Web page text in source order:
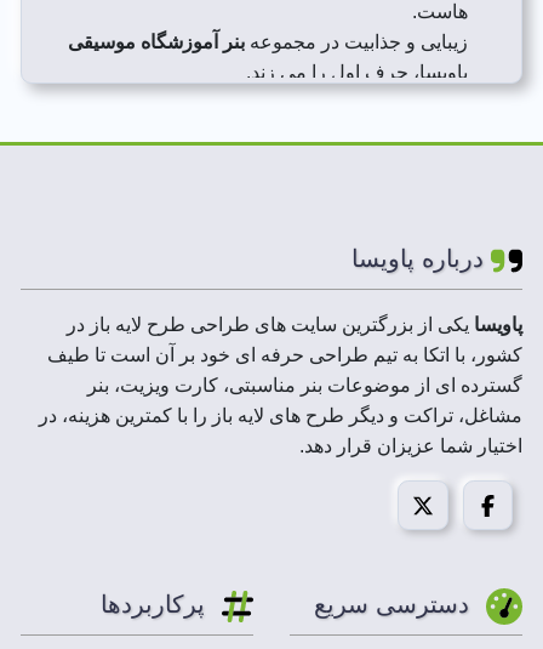
هاست.
زیبایی و جذابیت در مجموعهبنر آموزشگاه موسیقی
پاویسا، حرف اول را می زند.
درباره پاویسا
پاویسا یکی از بزرگترین سایت های طراحی طرح لایه باز در
کشور، با اتکا به تیم طراحی حرفه ای خود بر آن است تا طیف
گسترده ای از موضوعات بنر مناسبتی، کارت ویزیت، بنر
مشاغل، تراکت و دیگر طرح های لایه باز را با کمترین هزینه، در
اختیار شما عزیزان قرار دهد.
دسترسی سریع پرکاربردها